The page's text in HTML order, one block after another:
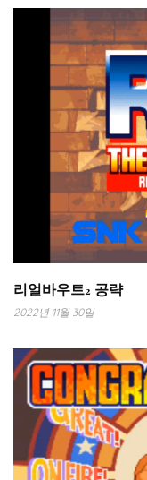
리얼바우트2 공략
2022년 11월 30일